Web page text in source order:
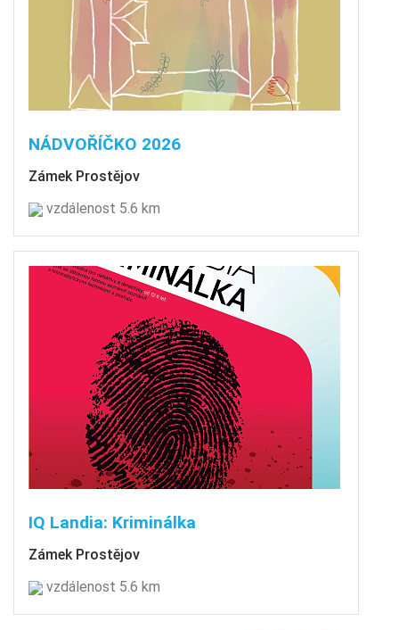
NÁDVOŘÍČKO 2026
Zámek Prostějov
vzdálenost 5.6 km
IQ Landia: Kriminálka
Zámek Prostějov
vzdálenost 5.6 km